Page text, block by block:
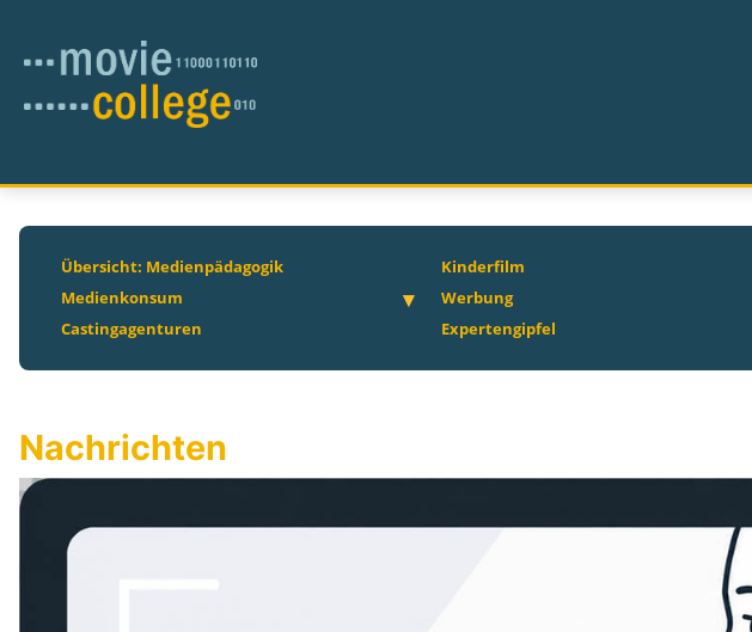
Übersicht: Medienpädagogik Kinderfilm
Medienkonsum
Werbung
Castingagenturen
Expertengipfel
Nachrichten